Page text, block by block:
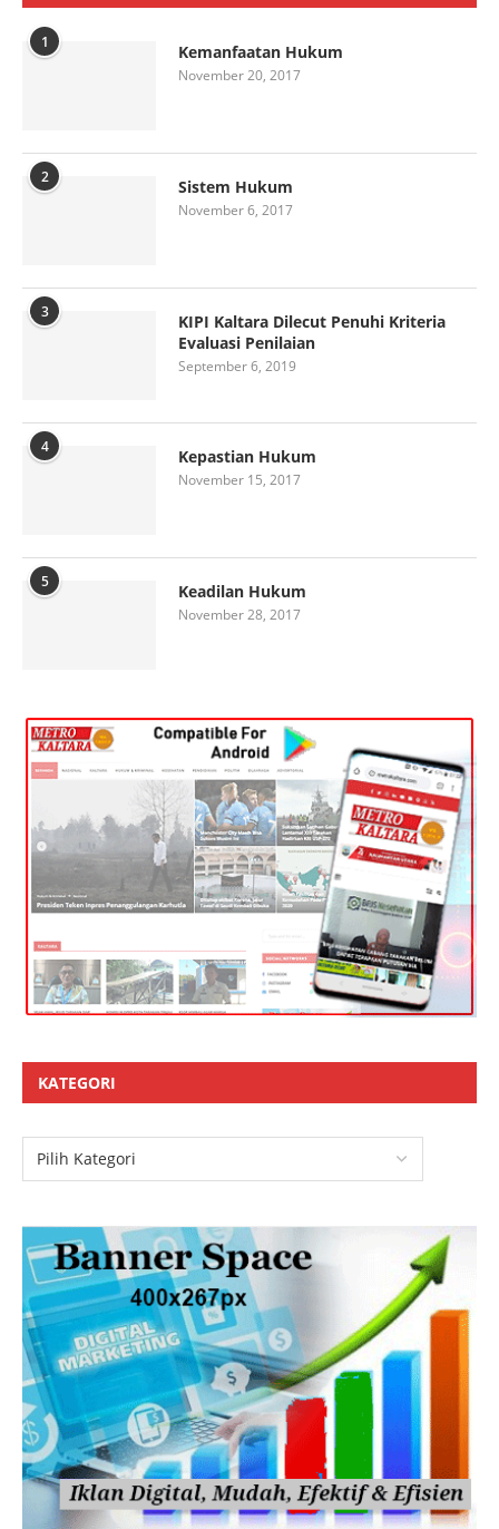
1 Kemanfaatan Hukum
November 20, 2017
2 Sistem Hukum
November 6, 2017
3
KIPI Kaltara Dilecut Penuhi Kriteria
Evaluasi Penilaian
September 6, 2019
4 Kepastian Hukum
November 15, 2017
5 Keadilan Hukum
November 28, 2017
KATEGORI